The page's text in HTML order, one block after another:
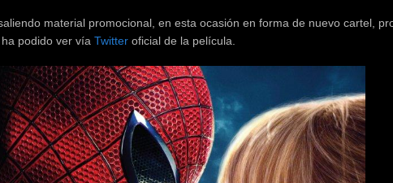
material promocional, en esta ocasión en forma de nuevo cartel,
podido ver vía Twitteroficial de la película.